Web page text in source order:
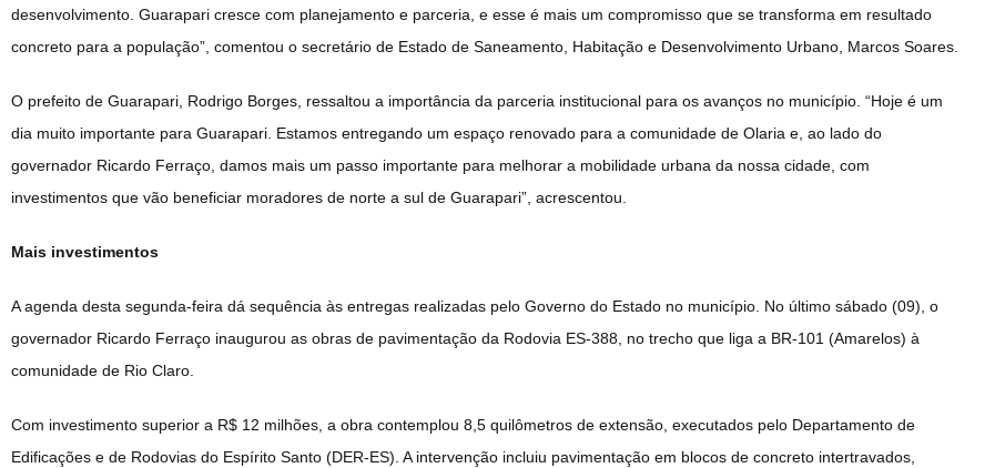
desenvolvimento. Guarapari cresce com planejamento e parceria, e esse é mais um compromisso que se transforma em resultado
concreto para a população”, comentou o secretário de Estado de Saneamento, Habitação e Desenvolvimento Urbano, Marcos Soares.
O prefeito de Guarapari, Rodrigo Borges, ressaltou a importância da parceria institucional para os avanços no município. “Hoje é um
dia muito importante para Guarapari. Estamos entregando um espaço renovado para a comunidade de Olaria e, ao lado do
governador Ricardo Ferraço, damos mais um passo importante para melhorar a mobilidade urbana da nossa cidade, com
investimentos que vão beneficiar moradores de norte a sul de Guarapari”, acrescentou.
Mais investimentos
A agenda desta segunda-feira dá sequência às entregas realizadas pelo Governo do Estado no município. No último sábado (09), o
governador Ricardo Ferraço inaugurou as obras de pavimentação da Rodovia ES-388, no trecho que liga a BR-101 (Amarelos) à
comunidade de Rio Claro.
Com investimento superior a R$ 12 milhões, a obra contemplou 8,5 quilômetros de extensão, executados pelo Departamento de
Edificações e de Rodovias do Espírito Santo (DER-ES). A intervenção incluiu pavimentação em blocos de concreto intertravados,